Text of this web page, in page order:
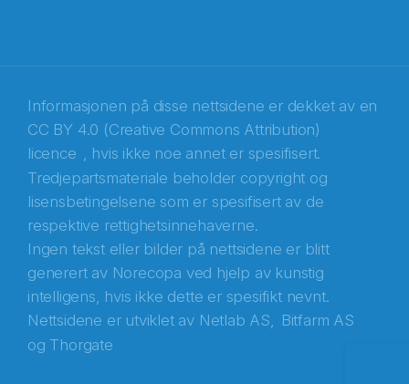
Informasjonen på disse nettsidene er dekket av en
CC BY 4.0 (Creative Commons Attribution)
licence , hvis ikke noe annet er spesifisert.
Tredjepartsmateriale beholder copyright og
lisensbetingelsene som er spesifisert av de
respektive rettighetsinnehaverne.
Ingen tekst eller bilder på nettsidene er blitt
generert av Norecopa ved hjelp av kunstig
intelligens, hvis ikke dette er spesifikt nevnt.
Nettsidene er utviklet av Netlab AS, Bitfarm AS
og Thorgate